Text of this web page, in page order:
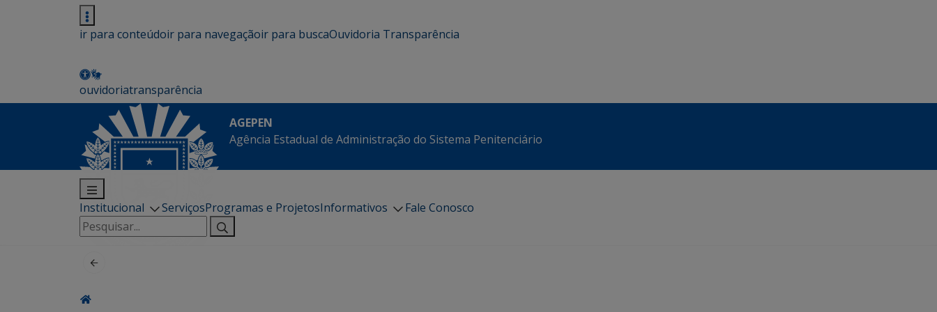
ir para conteúdoir para navegaçãoir para buscaOuvidoria Transparência
ouvidoriatransparência
AGEPEN
Agência Estadual de Administração do Sistema Penitenciário
Institucional ServiçosProgramas e ProjetosInformativos
Fale Conosco
Pesquisar
por: